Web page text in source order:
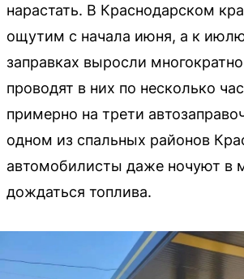
нарастать. В Краснодарском
ощутим с начала июня, а к
заправках выросли
проводят в них по несколько
примерно на трети
одном из спальных районов
автомобилисты даже ночуют в
дождаться топлива.